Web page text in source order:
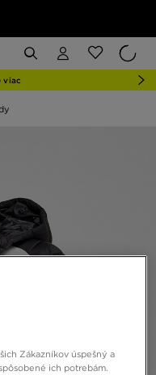
viac
Zákazníkov úspešný a
ich potrebám.